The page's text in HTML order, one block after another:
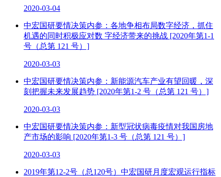
2020-03-04
中宏国研要情决策内参：各地争相布局数字经济，抓住
机遇的同时积极应对数 字经济带来的挑战 [2020年第1-1
号（总第 121 号）]
2020-03-03
中宏国研要情决策内参：新能源汽车产业有望回暖，深
刻把握未来发展趋势 [2020年第1-2 号（总第 121 号）]
2020-03-03
中宏国研要情决策内参：新型冠状病毒疫情对我国房地
产市场的影响 [2020年第1-3 号（总第 121 号）]
2020-03-03
2019年第12-2号（总120号）中宏国研月度宏观运行指标